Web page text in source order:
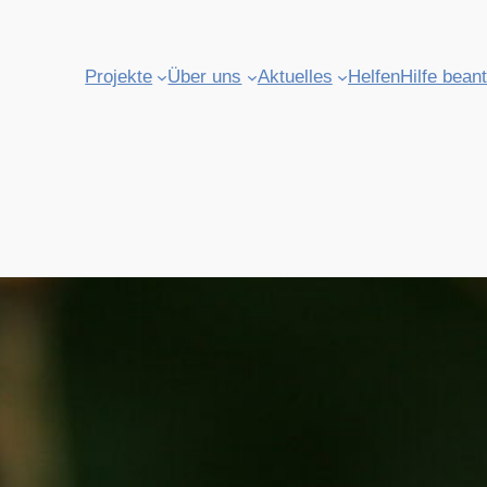
Projekte Über uns Aktuelles HelfenHilfe